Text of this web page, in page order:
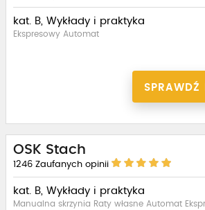
kat. B, Wykłady i praktyka
Ekspresowy Automat
SPRAWDŹ
OSK Stach
1246 Zaufanych opinii
kat. B, Wykłady i praktyka
Manualna skrzynia Raty własne Automat